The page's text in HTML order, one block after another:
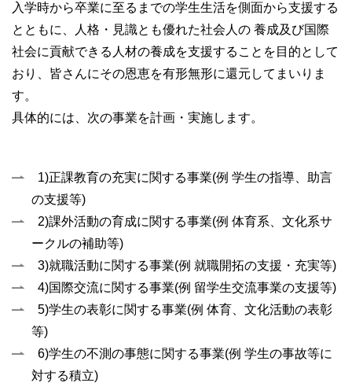
入学時から卒業に至るまでの学生生活を側面から支援する
とともに、人格・見識とも優れた社会人の 養成及び国際
社会に貢献できる人材の養成を支援することを目的として
おり、皆さんにその恩恵を有形無形に還元してまいりま
す。
具体的には、次の事業を計画・実施します。
1)正課教育の充実に関する事業(例 学生の指導、助言
の支援等)
2)課外活動の育成に関する事業(例 体育系、文化系サ
ークルの補助等)
3)就職活動に関する事業(例 就職開拓の支援・充実等)
4)国際交流に関する事業(例 留学生交流事業の支援等)
5)学生の表彰に関する事業(例 体育、文化活動の表彰
等)
6)学生の不測の事態に関する事業(例 学生の事故等に
対する積立)